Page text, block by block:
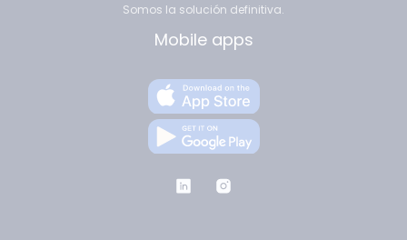
Somos la solución definitiva.
Mobile apps